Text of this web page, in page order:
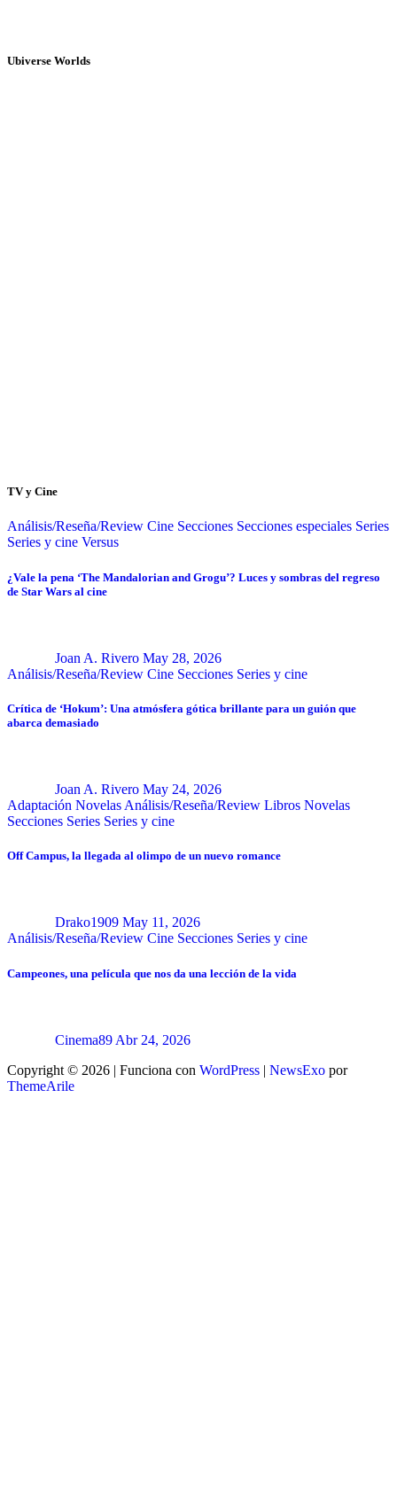
Ubiverse Worlds
TV y Cine
Análisis/Reseña/Review Cine Secciones Secciones especiales Series
Series y cine Versus
¿Vale la pena ‘The Mandalorian and Grogu’? Luces y sombras del regreso
de Star Wars al cine
Joan A. Rivero May 28, 2026
Análisis/Reseña/Review Cine Secciones Series y cine
Crítica de ‘Hokum’: Una atmósfera gótica brillante para un guión que
abarca demasiado
Joan A. Rivero May 24, 2026
Adaptación Novelas Análisis/Reseña/Review Libros Novelas
Secciones Series Series y cine
Off Campus, la llegada al olimpo de un nuevo romance
Drako1909 May 11, 2026
Análisis/Reseña/Review Cine Secciones Series y cine
Campeones, una película que nos da una lección de la vida
Cinema89 Abr 24, 2026
Copyright © 2026 | Funciona con WordPress | NewsExo por
ThemeArile